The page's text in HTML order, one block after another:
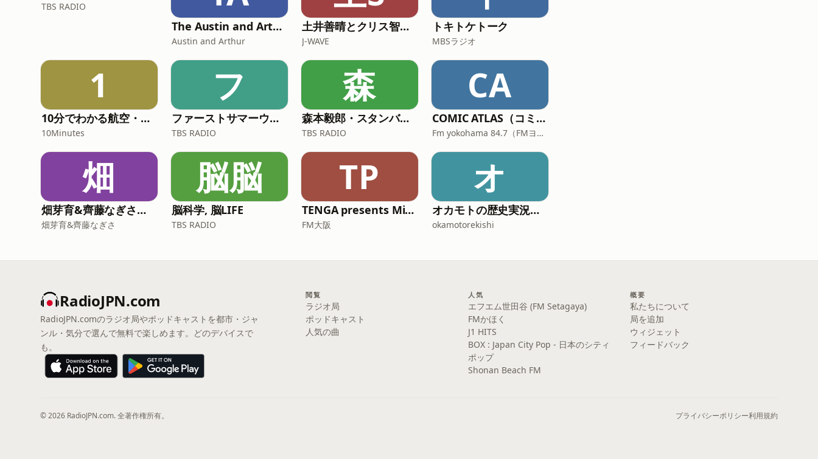
TBS RADIO
The Austin and Arthur Show｜生の英会話
Austin and Arthur
土井善晴とクリス智子が料理を哲学するポッドキャスト supported by ZOJIRUSHI
J-WAVE
トキトケトーク
MBSラジオ
1
10分でわかる航空・宇宙ニュース
10Minutes
フ
ファーストサマーウイカのとん・じん・ち！
TBS RADIO
森
森本毅郎・スタンバイ！
TBS RADIO
CA
COMIC ATLAS（コミックアトラス）| 漫画podcast
Fm yokohama 84.7（FMヨコハマ）
畑
畑芽育&齊藤なぎさ「オフはこんな感じ」
畑芽育&齊藤なぎさ
脳脳
脳科学, 脳LIFE
TBS RADIO
TP
TENGA presents Midnight World Cafe 〜TENGA茶屋〜**
FM大阪
オ
オカモトの歴史実況中継
okamotorekishi
RadioJPN.com
RadioJPN.comのラジオ局やポッドキャストを都市・ジャ
ンル・気分で選んで無料で楽しめます。どのデバイスで
も。
閲覧
ラジオ局
ポッドキャスト
人気の曲
人気
エフエム世田谷 (FM Setagaya)
FMかほく
J1 HITS
BOX : Japan City Pop - 日本のシティ
ポップ
Shonan Beach FM
概要
私たちについて
局を追加
ウィジェット
フィードバック
© 2026 RadioJPN.com. 全著作権所有。 プライバシーポリシー利用規約